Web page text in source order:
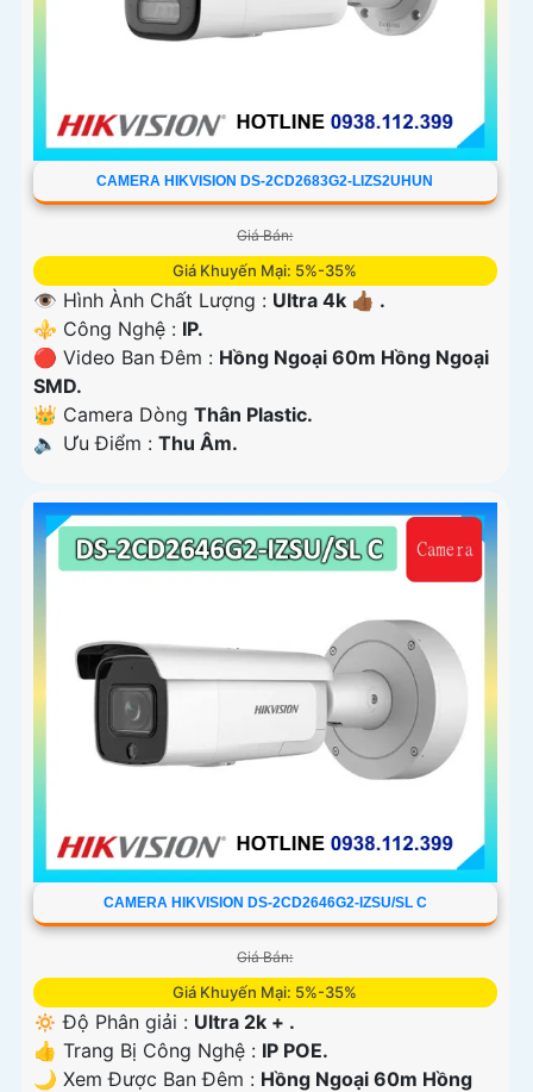
CAMERA HIKVISION DS-2CD2683G2-LIZS2UHUN
Giá Bán:
Giá Khuyến Mại: 5%-35%
👁 Hình Ành Chất Lượng : Ultra 4k 👍🏾 .
⚜️ Công Nghệ : IP.
🔴 Video Ban Đêm : Hồng Ngoại 60m Hồng Ngoại
SMD.
👑 Camera Dòng Thân Plastic.
️🔈 Ưu Điểm : Thu Âm.
CAMERA HIKVISION DS-2CD2646G2-IZSU/SL C
Giá Bán:
Giá Khuyến Mại: 5%-35%
🔅 Độ Phân giải : Ultra 2k + .
👍 Trang Bị Công Nghệ : IP POE.
🌙 Xem Được Ban Đêm : Hồng Ngoại 60m Hồng